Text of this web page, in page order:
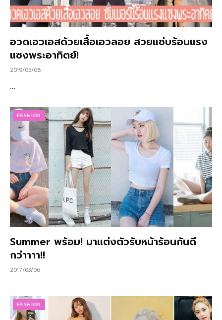
อวดเอวเอสด้วยเสื้อเอวลอย สวยแซ่บร้อนแรง
แซงพระอาทิตย์!
2019/05/08
…
FASHION
Summer พร้อม! มาแต่งตัวรับหน้าร้อนกันดี
กว่าาาา!!
2017/03/06
FASHION